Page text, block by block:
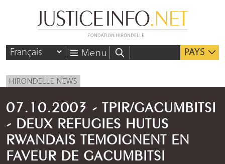
Menu PAYS
HIRONDELLE NEWS
07.10.2003 - TPIR/GACUMBITSI
- DEUX REFUGIES HUTUS
RWANDAIS TEMOIGNENT EN
FAVEUR DE GACUMBITSI